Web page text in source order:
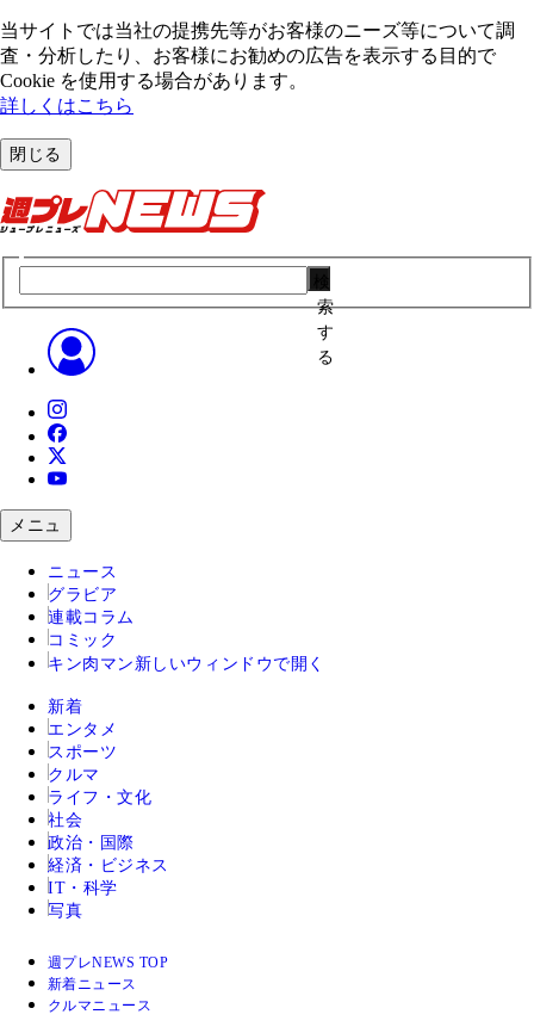
当サイトでは当社の提携先等がお客様のニーズ等について調
査・分析したり、お客様にお勧めの広告を表⽰する⽬的で
Cookie を使⽤する場合があります。
詳しくはこちら
閉じる
索
す
る
メニュ
ニュース
グラビア
連載コラム
コミック
キン肉マン 新しいウィンドウで開く
新着
エンタメ
スポーツ
クルマ
ライフ・文化
社会
政治・国際
経済・ビジネス
IT・科学
写真
週プレNEWS TOP
新着ニュース
クルマニュース